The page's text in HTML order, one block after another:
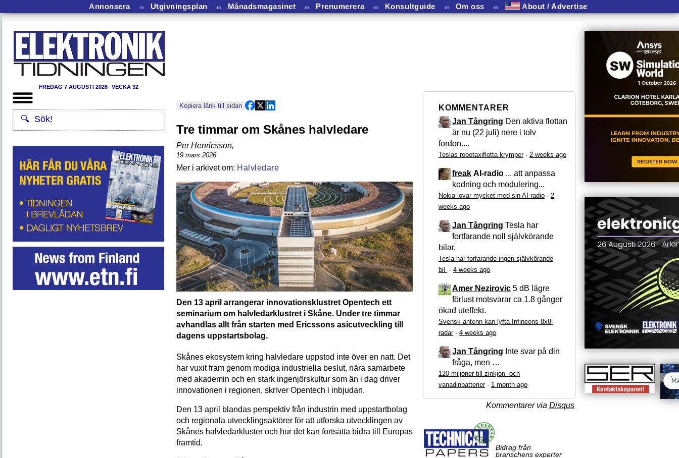
Annonsera ⏛ Utgivningsplan ⏛ Månadsmagasinet ⏛ Prenumerera ⏛ Konsultguide ⏛ Om oss ⏛ About / Advertise
FREDAG 7 AUGUSTI 2026 VECKA 32
Kopiera länk till sidan
Tre timmar om Skånes halvledare
Per Henricsson,
19 mars 2026
Halvledare
Den 13 april arrangerar innovationsklustret Opentech ett
seminarium om halvledarklustret i Skåne. Under tre timmar
avhandlas allt från starten med Ericssons asicutveckling till
dagens uppstartsbolag.
Skånes ekosystem kring halvledare uppstod inte över en natt. Det
har vuxit fram genom modiga industriella beslut, nära samarbete
med akademin och en stark ingenjörskultur som än i dag driver
innovationen i regionen, skriver Opentech i inbjudan.
Den 13 april blandas perspektiv från industrin med uppstartbolag
och regionala utvecklingsaktörer för att utforska utvecklingen av
Skånes halvledarkluster och hur det kan fortsätta bidra till Europas
framtid.
KOMMENTARER
Jan Tångring Den aktiva flottan
är nu (22 juli) nere i tolv
fordon....
Teslas robotaxiflotta krymper· 2 weeks ago
freak AI-radio ... att anpassa
kodning och modulering...
Nokia lovar mycket med sin AI-radio · 2
weeks ago
Jan Tångring Tesla har
fortfarande noll självkörande
bilar.
Tesla har forfarande ingen självkörande
bil
· 4 weeks ago
Amer Nezirovic 5 dB lägre
förlust motsvarar ca 1.8 gånger
ökad uteffekt.
Svensk antenn kan lyfta Infineons 8x8-
radar· 4 weeks ago
Jan Tångring Inte svar på din
fråga, men …
120 miljoner till zinkjon- och
vanadinbatterier· 1 month ago
Kommentarer via Disqus
Bidrag från
branschens experter